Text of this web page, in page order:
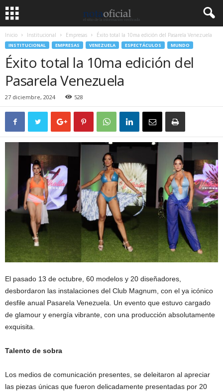
Inicio Institucional Empresas Éxito total la 10ma edición del Pasarela Venezuela
INSTITUCIONAL EMPRESAS VENEZUELA ESPECTÁCULOS MUNDO
Éxito total la 10ma edición del
Pasarela Venezuela
27 diciembre, 2024 528
El pasado 13 de octubre, 60 modelos y 20 diseñadores,
desbordaron las instalaciones del Club Magnum, con el ya icónico
desfile anual Pasarela Venezuela. Un evento que estuvo cargado
de glamour y energía vibrante, con una producción absolutamente
exquisita.
Talento de sobra
Los medios de comunicación presentes, se deleitaron al apreciar
las piezas únicas que fueron delicadamente presentadas por 20